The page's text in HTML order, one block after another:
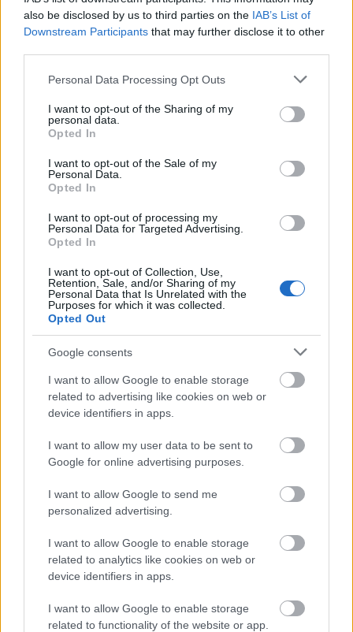
also be disclosed by us to third parties on the IAB’s List of
Downstream Participants that may further disclose it to other
Please note that this website/app uses one or more Google
not limited to your visit or usage behaviour. You may click to
grant or deny consent to Google and its third-party tags to
use your data for below specified purposes in below Google
consent section.
Personal Data Processing Opt Outs
I want to opt-out of the Sharing of my
personal data.
Opted In
I want to opt-out of the Sale of my
Personal Data.
Opted In
I want to opt-out of processing my
Personal Data for Targeted Advertising.
Opted In
I want to opt-out of Collection, Use,
Retention, Sale, and/or Sharing of my
Personal Data that Is Unrelated with the
Purposes for which it was collected.
Opted Out
Google consents
I want to allow Google to enable storage
related to advertising like cookies on web or
device identifiers in apps.
I want to allow my user data to be sent to
Google for online advertising purposes.
I want to allow Google to send me
personalized advertising.
I want to allow Google to enable storage
related to analytics like cookies on web or
device identifiers in apps.
I want to allow Google to enable storage
related to functionality of the website or app.
– Centrales:
David López (Girona): 66
Dani Vivian (Athletic): 42
Álex Suárez (Las Palmas): 40
Sólo un defensa de los que recientemente ha seleccionado
Luis de la Fuente está entre los mejores en Comunio de la
izquierdo, destaca la presencia de Grimaldo, a quien
muchos pedían para la convocatoria de la Selección y que
Leverkusen.
Los centrales son de lo más variopinto y con muchas
sorpresas. David López está siendo uno de los mejores
jugadores españoles de la temporada en el Girona y
con más puntos son Unai Núñez, Vivian y Álex Suárez.
tras el parón
Jugadores que estaban lesionados
terrenos de juego tras el parón de
selecciones y es el momento ideal
Centrocampistas